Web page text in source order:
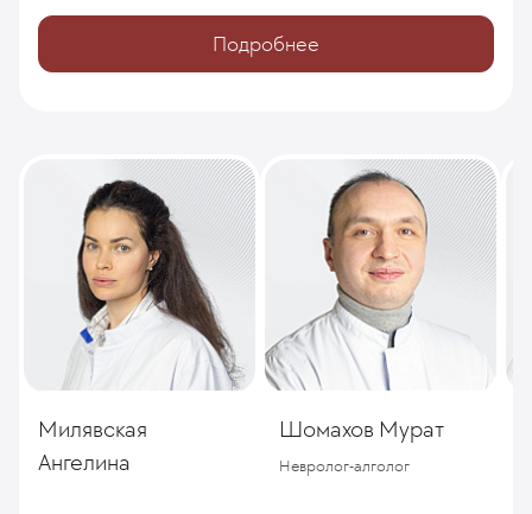
Милявская
Ангелина
Шомахов Мурат
Невролог-алголог
Подробнее